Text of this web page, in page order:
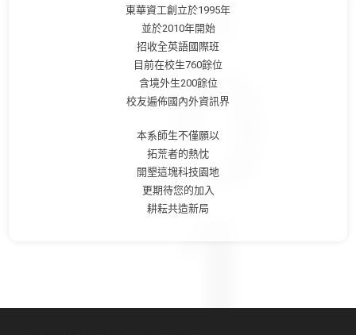
東華資工創立於1995年
並於2010年開始
招收全英語國際班
目前在校生760餘位
含境外生200餘位
校友遍佈國內外資訊界
本系師生不僅願以
拓荒者的熱忱
開墾這塊科技園地
更期待您的加入
耕耘共造新局